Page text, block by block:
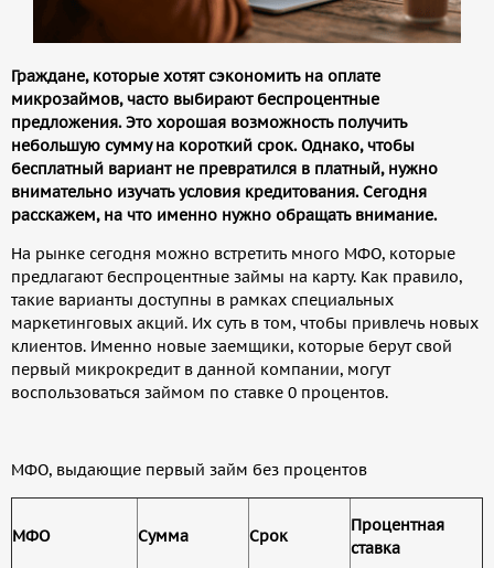
Граждане, которые хотят сэкономить на оплате
микрозаймов, часто выбирают беспроцентные
предложения. Это хорошая возможность получить
небольшую сумму на короткий срок. Однако, чтобы
бесплатный вариант не превратился в платный, нужно
внимательно изучать условия кредитования. Сегодня
расскажем, на что именно нужно обращать внимание.
На рынке сегодня можно встретить много МФО, которые
предлагают беспроцентные займы на карту. Как правило,
такие варианты доступны в рамках специальных
маркетинговых акций. Их суть в том, чтобы привлечь новых
клиентов. Именно новые заемщики, которые берут свой
первый микрокредит в данной компании, могут
воспользоваться займом по ставке 0 процентов.
МФО, выдающие первый займ без процентов
МФО Сумма Срок
Процентная
ставка